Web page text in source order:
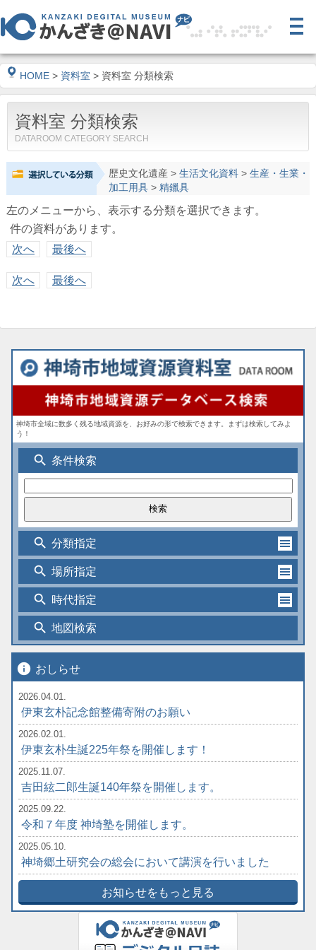
HOME > 資料室 > 資料室 分類検索
資料室 分類検索
DATAROOM CATEGORY SEARCH
歴史文化遺産> 生活文化資料> 生産・生業・
加工用具> 精鑞具
左のメニューから、表示する分類を選択できます。
件の資料があります。
次へ
最後へ
次へ 最後へ
神埼市全域に数多く残る地域資源を、お好みの形で検索できます。まずは検索してみよ
う！
search 条件検索
search 分類指定
search 場所指定
search 時代指定
search 地図検索
info おしらせ
2026.04.01.
伊東玄朴記念館整備寄附のお願い
2026.02.01.
伊東玄朴生誕225年祭を開催します！
2025.11.07.
吉田絃二郎生誕140年祭を開催します。
2025.09.22.
令和７年度 神埼塾を開催します。
2025.05.10.
神埼郷土研究会の総会において講演を行いました
お知らせをもっと見る